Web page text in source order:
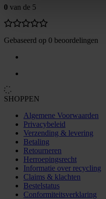
0 van de 5
Gebaseerd op 0 beoordelingen
SHOPPEN
Algemene Voorwaarden
Privacybeleid
Verzending & levering
Betaling
Retourneren
Herroepingsrecht
Informatie over recycling
Claims & klachten
Bestelstatus
Conformiteitsverklaring